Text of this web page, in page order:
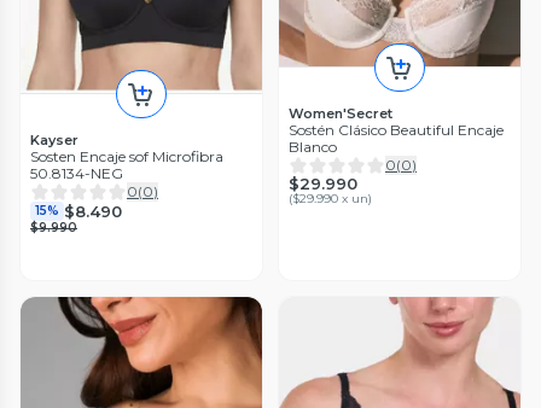
Kayser
Sosten Encaje sof Microfibra
50.8134-NEG
0(0)
15% $8.490
$9.990
Women'Secret
Sostén Clásico Beautiful Encaje
Blanco
0(0)
$29.990
($29.990 x un)